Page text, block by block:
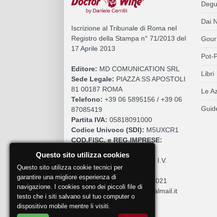
Iscrizione al Tribunale di Roma nel
Registro della Stampa n° 71/2013 del
17 Aprile 2013
Editore: MD COMUNICATION SRL
Sede Legale: PIAZZA SS APOSTOLI
81 00187 ROMA
Telefono: +39 06 5895156 / +39 06
87085419
Partita IVA: 05818091000
Codice Univoco (SDI): M5UXCR1
COD.FISC. e REG.IMPRESE:
€. 10.200,00 I.V.
REA:RM 930252
Roc:36580 del 5 maggio 2021
Pec:mdcomunication@legalmail.it
Dai
Pot-
Libri
Le
Questo sito utilizza cookies
Questo sito utilizza cookie tecnici per
garantire una migliore esperienza di
navigazione. I cookies sono dei piccoli file di
testo che i siti salvano sul tuo computer o
dispositivo mobile mentre li visiti.